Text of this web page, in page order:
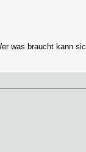
was braucht kann